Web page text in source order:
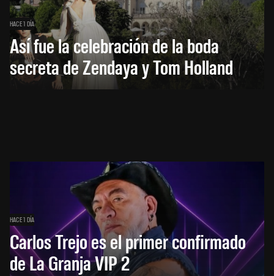
HACE 1 DÍA
Así fue la celebración de la boda
secreta de Zendaya y Tom Holland
HACE 1 DÍA
Carlos Trejo es el primer confirmado
de La Granja VIP 2